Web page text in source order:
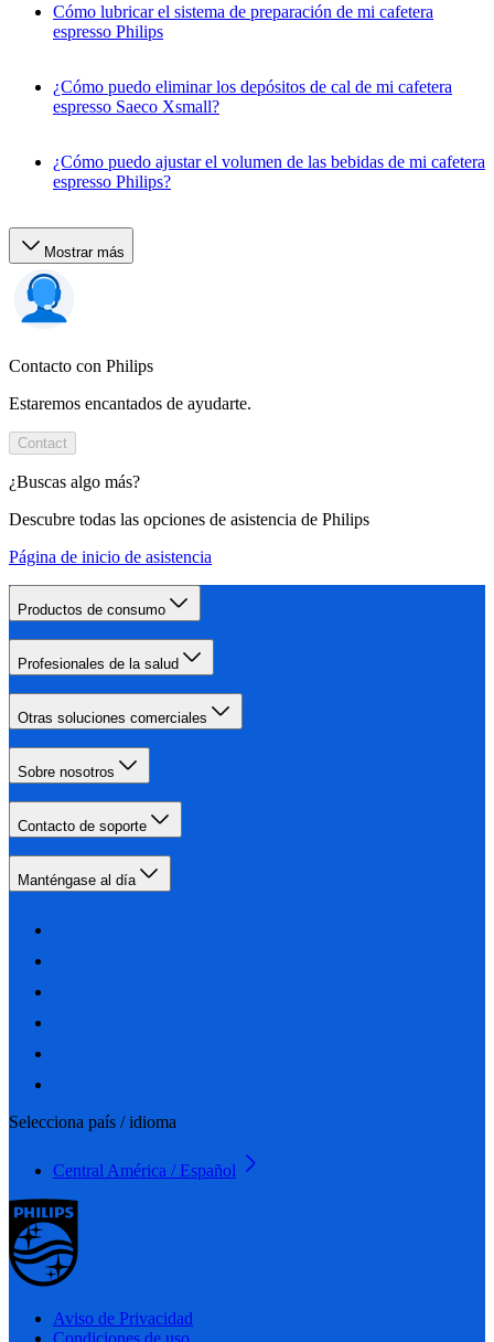
Cómo lubricar el sistema de preparación de mi cafetera
espresso Philips
¿Cómo puedo eliminar los depósitos de cal de mi cafetera
espresso Saeco Xsmall?
¿Cómo puedo ajustar el volumen de las bebidas de mi cafetera
espresso Philips?
Mostrar más
Contacto con Philips
Estaremos encantados de ayudarte.
Contact
¿Buscas algo más?
Descubre todas las opciones de asistencia de Philips
Página de inicio de asistencia
Productos de consumo
Profesionales de la salud
Otras soluciones comerciales
Sobre nosotros
Contacto de soporte
Manténgase al día
Selecciona país / idioma
Central América / Español
Aviso de Privacidad
Condiciones de uso